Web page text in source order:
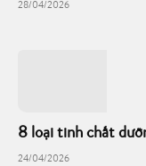
28/04/2026
8 loại tinh chất
24/04/2026